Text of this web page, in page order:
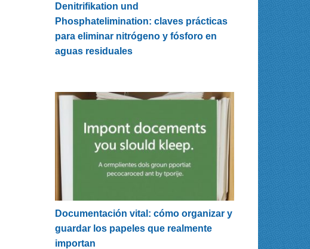
Denitrifikation und
Phosphatelimination: claves prácticas
para eliminar nitrógeno y fósforo en
aguas residuales
Documentación vital: cómo organizar y
guardar los papeles que realmente
importan